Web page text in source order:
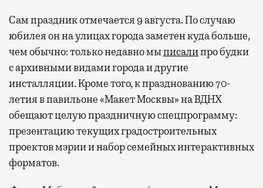
Сам праздник отмечается 9 августа. По случаю
юбилея он на улицах города заметен куда больше,
чем обычно: только недавно мыписалипро будки
с архивными видами города и другие
инсталляции. Кроме того, к празднованию 70-
летия в павильоне «Макет Москвы» на ВДНХ
обещают целую праздничную спецпрограмму:
презентацию текущих градостроительных
проектов мэрии и набор семейных интерактивных
форматов.